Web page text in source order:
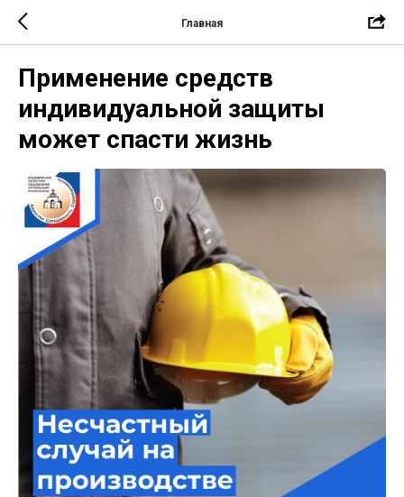
Главная
Применение средств
индивидуальной защиты
может спасти жизнь